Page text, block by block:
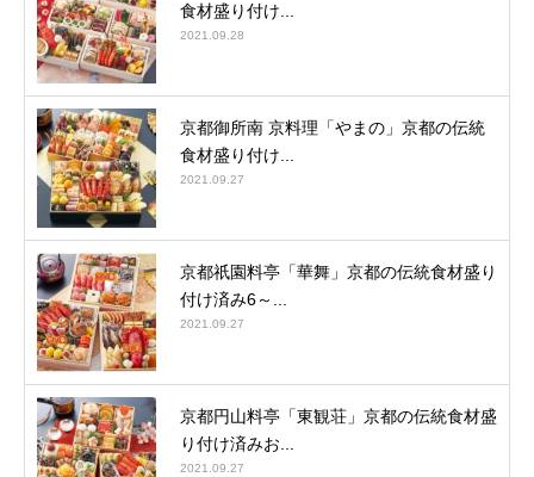
食材盛り付け...
2021.09.28
京都御所南 京料理「やまの」京都の伝統
食材盛り付け...
2021.09.27
京都祇園料亭「華舞」京都の伝統食材盛り
付け済み6～...
2021.09.27
京都円山料亭「東観荘」京都の伝統食材盛
り付け済みお...
2021.09.27